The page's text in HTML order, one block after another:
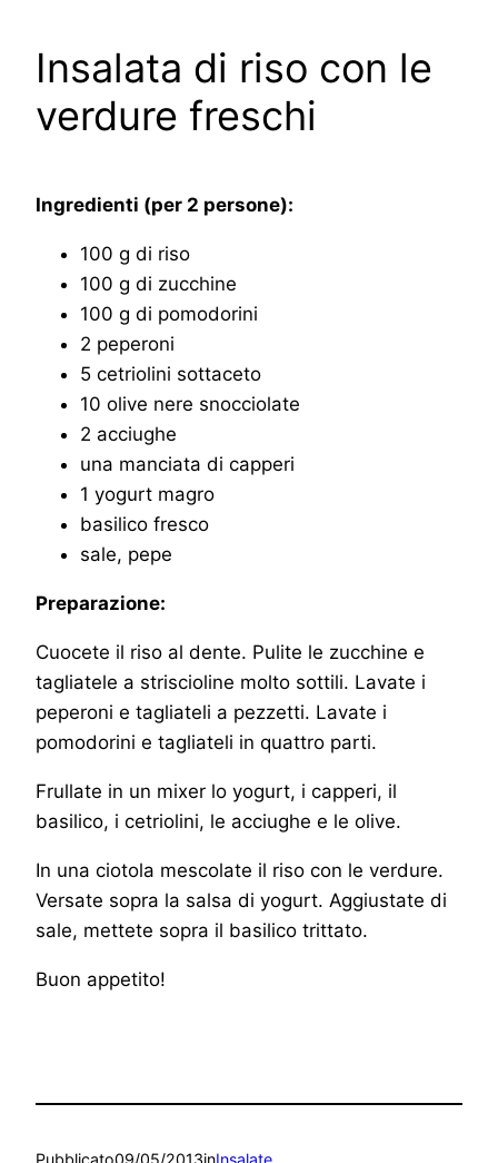
Insalata di riso con le
verdure freschi
Ingredienti (per 2 persone):
100 g di riso
100 g di zucchine
100 g di pomodorini
2 peperoni
5 cetriolini sottaceto
10 olive nere snocciolate
2 acciughe
una manciata di capperi
1 yogurt magro
basilico fresco
sale, pepe
Preparazione:
Cuocete il riso al dente. Pulite le zucchine e
tagliatele a striscioline molto sottili. Lavate i
peperoni e tagliateli a pezzetti. Lavate i
pomodorini e tagliateli in quattro parti.
Frullate in un mixer lo yogurt, i capperi, il
basilico, i cetriolini, le acciughe e le olive.
In una ciotola mescolate il riso con le verdure.
Versate sopra la salsa di yogurt. Aggiustate di
sale, mettete sopra il basilico trittato.
Buon appetito!